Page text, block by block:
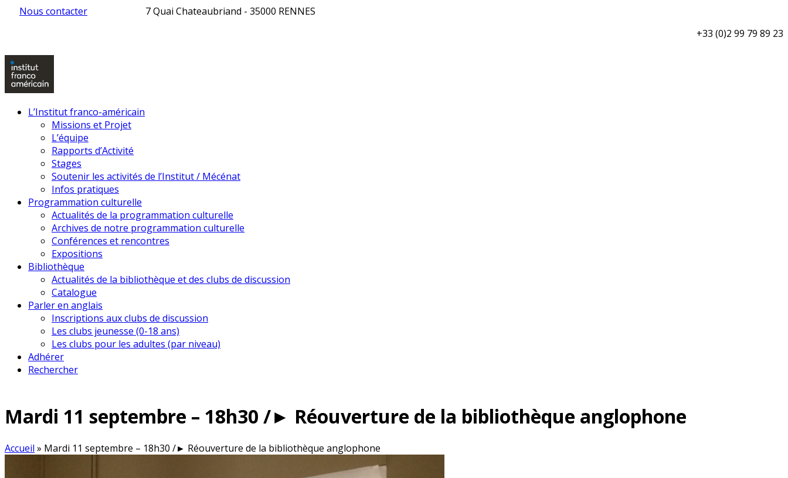
Nous contacter
7 Quai Chateaubriand - 35000 RENNES
+33 (0)2 99 79 89 23
L’Institut franco-américain
Missions et Projet
L’équipe
Rapports d’Activité
Stages
Soutenir les activités de l’Institut / Mécénat
Infos pratiques
Programmation culturelle
Actualités de la programmation culturelle
Archives de notre programmation culturelle
Conférences et rencontres
Expositions
Bibliothèque
Actualités de la bibliothèque et des clubs de discussion
Catalogue
Parler en anglais
Inscriptions aux clubs de discussion
Les clubs jeunesse (0-18 ans)
Les clubs pour les adultes (par niveau)
Adhérer
Rechercher
Mardi 11 septembre – 18h30 /► Réouverture de la bibliothèque anglophone
Accueil » Mardi 11 septembre – 18h30 /► Réouverture de la bibliothèque anglophone